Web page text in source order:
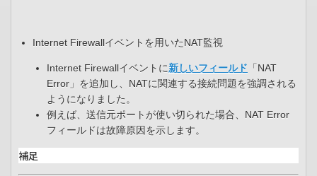
Internet Firewallイベントを用いたNAT監視​
Internet Firewallイベントに新しいフィールド 「NAT
Error」を追加し、NATに関連する接続問題を強調される
ようになりました。​
例えば、送信元ポートが使い切られた場合、NAT Error
フィールドは故障原因を示します。​
補足